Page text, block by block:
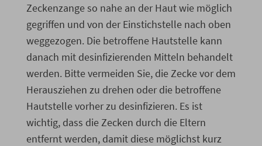
Zeckenzange so nahe an der Haut wie möglich
gegriffen und von der Einstichstelle nach oben
weggezogen. Die betroffene Hautstelle kann
danach mit desinfizierenden Mitteln behandelt
werden. Bitte vermeiden Sie, die Zecke vor dem
Herausziehen zu drehen oder die betroffene
Hautstelle vorher zu desinfizieren. Es ist
wichtig, dass die Zecken durch die Eltern
entfernt werden, damit diese möglichst kurz